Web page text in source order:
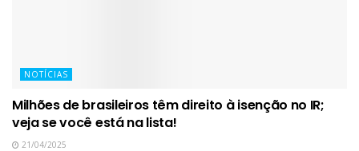
NOTÍCIAS
Milhões de brasileiros têm direito à isenção no IR;
veja se você está na lista!
21/04/2025